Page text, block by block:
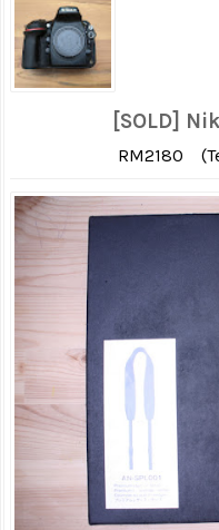
[SOLD]
RM2180